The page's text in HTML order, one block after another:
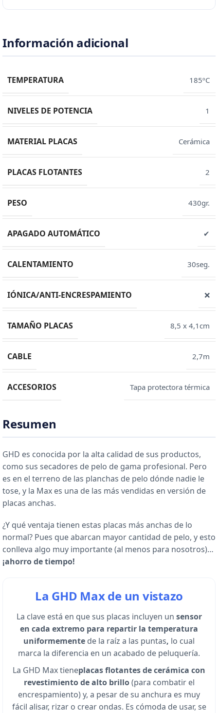
Información adicional
TEMPERATURA 185ºC
NIVELES DE POTENCIA 1
MATERIAL PLACAS Cerámica
PLACAS FLOTANTES 2
PESO 430gr.
APAGADO AUTOMÁTICO ✔
CALENTAMIENTO 30seg.
IÓNICA/ANTI-ENCRESPAMIENTO ❌
TAMAÑO PLACAS 8,5 x 4,1cm
CABLE 2,7m
ACCESORIOS Tapa protectora térmica
Resumen
GHD es conocida por la alta calidad de sus productos,
como sus secadores de pelo de gama profesional. Pero
es en el terreno de las planchas de pelo dónde nadie le
tose, y la Max es una de las más vendidas en versión de
placas anchas.
¿Y qué ventaja tienen estas placas más anchas de lo
normal? Pues que abarcan mayor cantidad de pelo, y esto
conlleva algo muy importante (al menos para nosotros)…
¡ahorro de tiempo!
La GHD Max de un vistazo
La clave está en que sus placas incluyen un sensor
en cada extremo para repartir la temperatura
uniformemente de la raíz a las puntas, lo cual
marca la diferencia en un acabado de peluquería.
La GHD Max tieneplacas flotantes de cerámica con
revestimiento de alto brillo(para combatir el
encrespamiento) y, a pesar de su anchura es muy
fácil alisar, rizar o crear ondas. Es cómoda de usar, se